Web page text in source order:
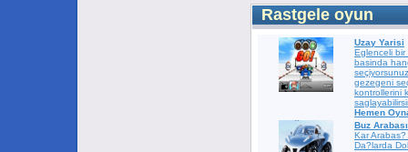
Rastgele oyun
Uzay Yarisi
Eglenceli
basinda
gezegeni
kontrollerini
Hemen
Buz Arabası
Kar
Da?larda